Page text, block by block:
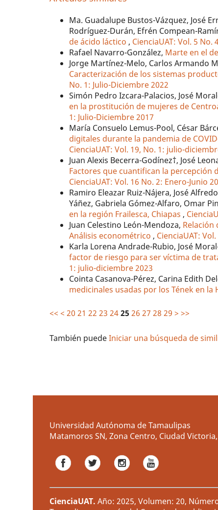
Ma. Guadalupe Bustos-Vázquez, José
Rodríguez-Durán, Efrén Compean-
de ácido láctico , CienciaUAT: Vol. 5 No.
Rafael Navarro-González, Marte en el
Jorge Martínez-Melo, Carlos Armando
Caracterización de los sistemas
No. 1: Julio-Diciembre 2022
Simón Pedro Izcara-Palacios, José
en la prostitución de mujeres de
1: Julio-Diciembre 2017
María Consuelo Lemus-Pool, César
digitales durante la pandemia de
CienciaUAT: Vol. 19, No. 1: julio-
Juan Alexis Becerra-Godínez†, José
Factores que cuantifican la percepción
CienciaUAT: Vol. 16 No. 2: Enero-Junio
Ramiro Eleazar Ruiz-Nájera, José
Yáñez, Gabriela Gómez-Alfaro, Omar
en la región Frailesca, Chiapas ,
Juan Celestino León-Mendoza, Relación
Análisis econométrico , CienciaUAT:
Karla Lorena Andrade-Rubio, José
factor de riesgo para ser víctima de
1: julio-diciembre 2023
Cointa Casanova-Pérez, Carina Edith
medicinales usadas por los Tének en la
<< < 20 21 22 23 24 25 26 27 28 29 > >>
También puedeIniciar una búsqueda de
Universidad Autónoma de Tamaulipas
Matamoros SN, Zona Centro, Ciudad Victoria,
CienciaUAT. Año: 2025, Volumen: 20,